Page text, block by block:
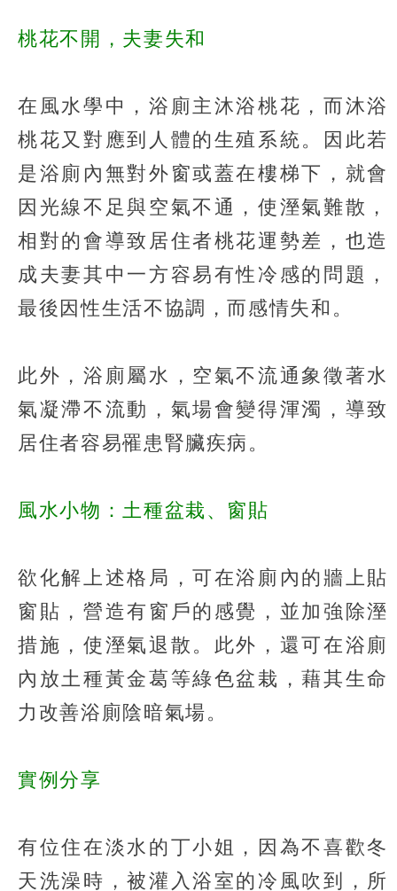
桃花不開，夫妻失和
在風水學中，浴廁主沐浴桃花，而沐浴
桃花又對應到人體的生殖系統。因此若
是浴廁內無對外窗或蓋在樓梯下，就會
因光線不足與空氣不通，使溼氣難散，
相對的會導致居住者桃花運勢差，也造
成夫妻其中一方容易有性冷感的問題，
最後因性生活不協調，而感情失和。
此外，浴廁屬水，空氣不流通象徵著水
氣凝滯不流動，氣場會變得渾濁，導致
居住者容易罹患腎臟疾病。
風水小物：土種盆栽、窗貼
欲化解上述格局，可在浴廁內的牆上貼
窗貼，營造有窗戶的感覺，並加強除溼
措施，使溼氣退散。此外，還可在浴廁
內放土種黃金葛等綠色盆栽，藉其生命
力改善浴廁陰暗氣場。
實例分享
有位住在淡水的丁小姐，因為不喜歡冬
天洗澡時，被灌入浴室的冷風吹到，所